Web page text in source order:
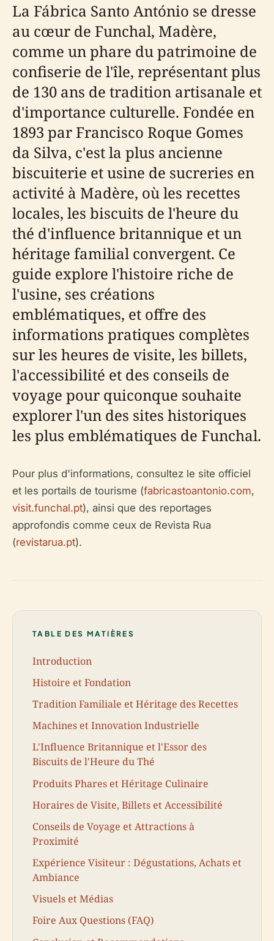
La Fábrica Santo António se dresse
au cœur de Funchal, Madère,
comme un phare du patrimoine de
confiserie de l'île, représentant plus
de 130 ans de tradition artisanale et
d'importance culturelle. Fondée en
1893 par Francisco Roque Gomes
da Silva, c'est la plus ancienne
biscuiterie et usine de sucreries en
activité à Madère, où les recettes
locales, les biscuits de l'heure du
thé d'influence britannique et un
héritage familial convergent. Ce
guide explore l'histoire riche de
l'usine, ses créations
emblématiques, et offre des
informations pratiques complètes
sur les heures de visite, les billets,
l'accessibilité et des conseils de
voyage pour quiconque souhaite
explorer l'un des sites historiques
les plus emblématiques de Funchal.
Pour plus d'informations, consultez le site officiel
et les portails de tourisme (fabricastoantonio.com,
visit.funchal.pt), ainsi que des reportages
approfondis comme ceux de Revista Rua
(revistarua.pt).
TABLE DES MATIÈRES
Introduction
Histoire et Fondation
Tradition Familiale et Héritage des Recettes
Machines et Innovation Industrielle
L'Influence Britannique et l'Essor des
Biscuits de l'Heure du Thé
Produits Phares et Héritage Culinaire
Horaires de Visite, Billets et Accessibilité
Conseils de Voyage et Attractions à
Proximité
Expérience Visiteur : Dégustations, Achats et
Ambiance
Visuels et Médias
Foire Aux Questions (FAQ)